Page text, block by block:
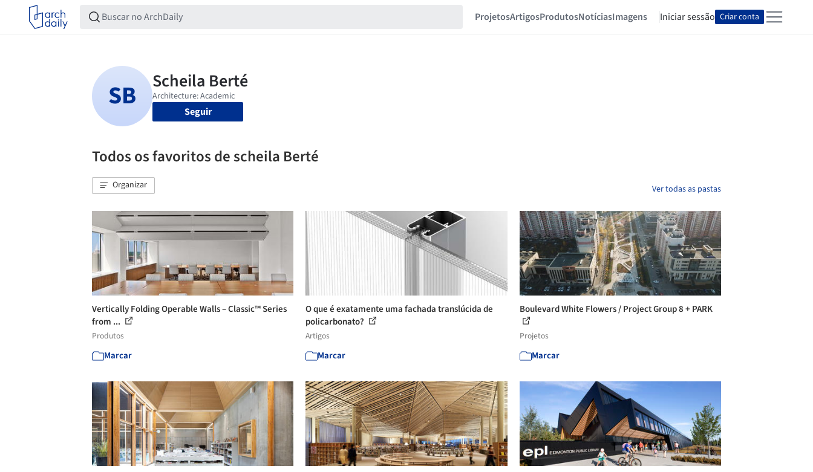
ProjetosArtigosProdutosNotíciasImagens Iniciar sessão Criar conta
Seguir
Todos os favoritos de scheila Berté
Organizar Ver todas as pastas
Vertically Folding Operable Walls – Classic™ Series
from ...
Produtos
Marcar
O que é exatamente uma fachada translúcida de
policarbonato?
Artigos
Marcar
Boulevard White Flowers / Project Group 8 + PARK
Projetos
Marcar